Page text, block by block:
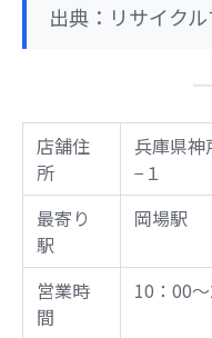
出典：リサイク
店舗住
所
兵庫県神
−１
最寄り
駅
岡場駅
営業時
間
10：00